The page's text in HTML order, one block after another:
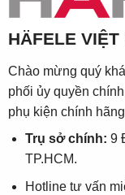
HÄFELE VIỆT
Chào mừng quý
phối ủy quyền
phụ kiện chính
Trụ sở chính: 9
TP.HCM.
Hotline tư vấn